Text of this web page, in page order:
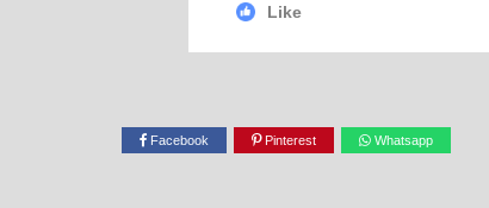
Like
Facebook Pinterest Whatsapp